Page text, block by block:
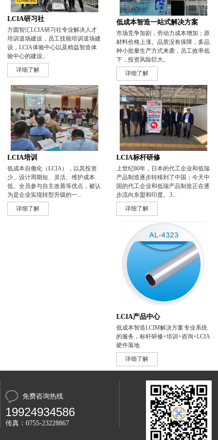
LCIA研习社
方圆智汇LCIA研习社专业解决人才
培训道场建设，员工技能培训道场建
设，LCIA体验中心以及精益智造体
验中心的建设。
详细了解
低成本智造一站式解决方案
市场竞争加剧，劳动力成本增加；原
材料价格上涨。品质没有保障，多品
种小批量生产方式来袭，员工效率低
下，投资风险巨大。
详细了解
LCIA培训
低成本自働化（LCIA），以其投资
少、设计周期短、灵活、维护成本
低、全员参与自主改善等优点，被认
为是企业实现转型升级的一...
详细了解
LCIA标杆研修
上世纪80年，日本的代工企业和低瑞
产品制造逐步转移到了中国；今天中
国的代工企业和低瑞产品制造正在逐
步流向东盟和印度。 3...
详细了解
LCIA产品中心
低成本智造LCIM解决方案 专业系统
的服务，标杆研修+培训+咨询+LCIA
硬件落地
详细了解
免费咨询热线
19924934586
传真：0755-23228867